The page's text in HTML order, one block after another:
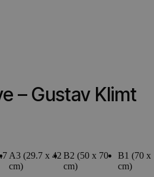
– Gustav Klimt
A3 (29.7 x 42
cm)
B2 (50 x 70
cm)
B1 (70 x
cm)